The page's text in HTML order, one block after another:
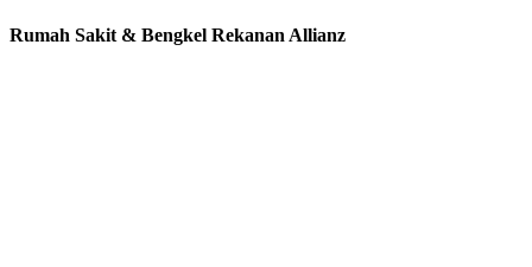
Rumah Sakit & Bengkel Rekanan Allianz